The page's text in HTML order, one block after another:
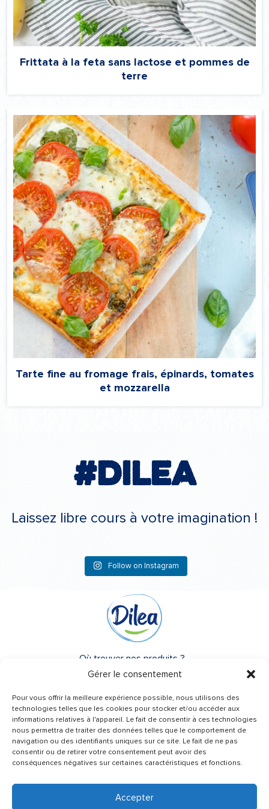
Gérer le consentement
Pour vous offrir la meilleure expérience possible, nous utilisons des
technologies telles que les cookies pour stocker et/ou accéder aux
informations relatives à l'appareil. Le fait de consentir à ces technologies
nous permettra de traiter des données telles que le comportement de
navigation ou des identifiants uniques sur ce site. Le fait de ne pas
consentir ou de retirer votre consentement peut avoir des
conséquences négatives sur certaines caractéristiques et fonctions.
Accepter
Frittata à la feta sans lactose et pommes de
terre
Tarte fine au fromage frais, épinards, tomates
et mozzarella
#Dilea
Laissez libre cours à votre imagination !
Follow on Instagram
Besoin d’un conseil ?
Une question ?
Où trouver nos produits ?
FAQ